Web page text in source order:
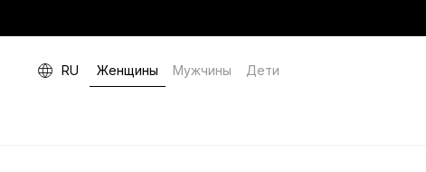
RU Женщины Мужчины Дети